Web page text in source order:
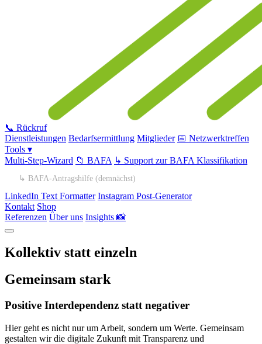
📞 Rückruf
Dienstleistungen Bedarfsermittlung Mitglieder 📅 Netzwerktreffen
Tools ▾
Multi-Step-Wizard 📁 BAFA ↳ Support zur BAFA Klassifikation
↳ BAFA-Antragshilfe (demnächst)
LinkedIn Text Formatter Instagram Post-Generator
Kontakt Shop
Referenzen Über uns Insights 📸
Kollektiv statt einzeln
Gemeinsam stark
Positive Interdependenz statt negativer
Hier geht es nicht nur um Arbeit, sondern um Werte. Gemeinsam
gestalten wir die digitale Zukunft mit Transparenz und